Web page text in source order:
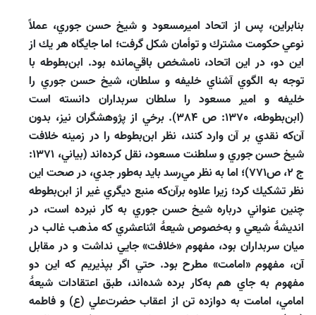
بنابراين، پس از اتحاد اميرمسعود و شيخ حسن جوري، عملاً
نوعي حكومت مشترك و توأمان شكل گرفت؛ اما جايگاه هر يك از
اين دو، در اين اتحاد، نامشخص باقي‌مانده بود. ابن‌بطوطه با
توجه به الگوي آشناي خليفه و سلطان، شيخ حسن جوري را
خليفه و امير مسعود را سلطان سربداران دانسته است
(ابن‌بطوطه، 1370: ص 384). برخي از پژوهشگران نيز، بدون
آن‌‌كه نقدي بر آن وارد كنند، نظر ابن‌بطوطه را در زمينه خلافت
شيخ حسن جوري و سلطنت مسعود، نقل كرده‌اند (بياني، 1371:
ج 2، ص771)؛ اما به نظر مي‌رسد بايد به‌طور جدي، در صحت اين
نظر تشكيك كرد؛ زيرا علاوه‌ برآن‌كه منبع ديگري غير از ابن‌بطوطه
چنين عنواني درباره شيخ حسن جوري به كار نبرده است، در
انديشۀ شيعي و به‌خصوص شيعۀ اثناعشري كه مذهب غالب در
ميان سربداران بود، مفهوم «خلافت» جايي نداشت و در مقابل
آن، مفهوم «امامت» مطرح بود. حتي اگر بپذيريم كه اين دو
مفهوم به جاي هم به‌‌كار برده شده‌اند، طبق اعتقادات شيعۀ
امامي، امامت به دوازده تن از اعقاب حضرت‌علي (ع) و فاطمه